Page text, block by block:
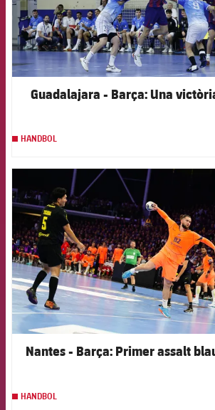
Guadalajara - Barça: Una
HANDBOL
FCB
Nantes - Barça: Primer assalt
HANDBOL